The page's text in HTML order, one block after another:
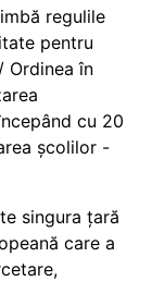
regulile
pentru
Ordinea în
cu 20
școlilor -
singura țară
care a